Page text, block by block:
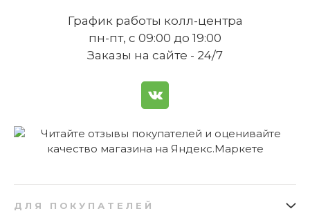
График работы колл-центра
пн-пт, с 09:00 до 19:00
Заказы на сайте - 24/7
ДЛЯ ПОКУПАТЕЛЕЙ